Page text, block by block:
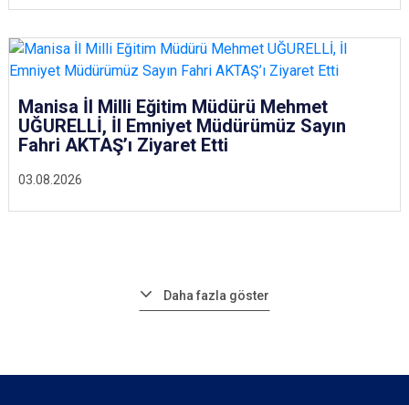
03.08.2026
Manisa İl Milli Eğitim Müdürü Mehmet
UĞURELLİ, İl Emniyet Müdürümüz Sayın
Fahri AKTAŞ’ı Ziyaret Etti
Daha fazla göster